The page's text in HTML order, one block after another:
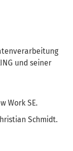
und seiner
Work SE.
Schmidt.